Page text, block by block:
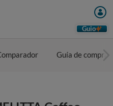
Guio
Guía de compra